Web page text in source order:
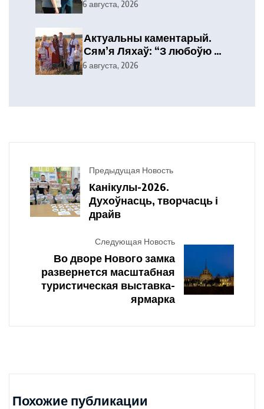
6 августа, 2026
Актуальны каментарый.
Сям’я Ляхаў: “З любоўю да
роднага куточка”
6 августа, 2026
Предыдущая Новость
Канікулы-2026.
Духоўнасць, творчасць і
драйв
Следующая Новость
Во дворе Нового замка
развернется масштабная
туристическая выставка-
ярмарка
Похожие публикации